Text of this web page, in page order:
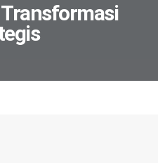
Transformasi